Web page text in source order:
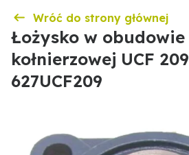
Wróć do strony głównej
Łożysko w obudowie
kołnierzowej UCF 209
627UCF209